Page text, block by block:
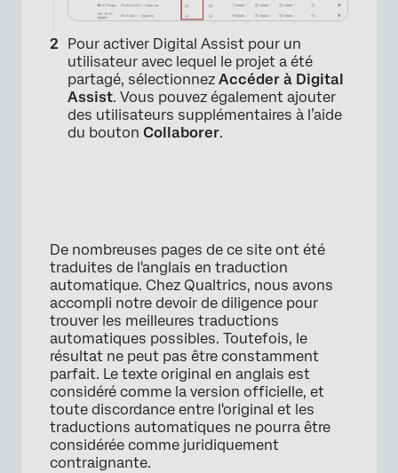
×
Pour activer Digital Assist pour un
utilisateur avec lequel le projet a été
partagé, sélectionnez Accéder à Digital
Assist. Vous pouvez également ajouter
des utilisateurs supplémentaires à l’aide
du bouton Collaborer.
De nombreuses pages de ce site ont été
traduites de l'anglais en traduction
automatique. Chez Qualtrics, nous avons
accompli notre devoir de diligence pour
trouver les meilleures traductions
automatiques possibles. Toutefois, le
résultat ne peut pas être constamment
parfait. Le texte original en anglais est
considéré comme la version officielle, et
toute discordance entre l'original et les
traductions automatiques ne pourra être
considérée comme juridiquement
contraignante.